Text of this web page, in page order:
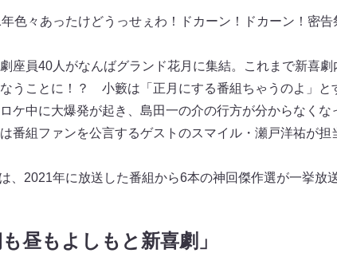
色々あったけどうっせぇわ！ドカーン！ドカーン！
座員40人がなんばグランド花月に集結。これまで新喜
うことに！？ 小籔は「正月にする番組ちゃうのよ」と
中に大爆発が起き、島田一の介の行方が分からなくな
番組ファンを公言するゲストのスマイル・瀬戸洋祐が
、2021年に放送した番組から6本の神回傑作選が一挙放
昼もよしもと新喜劇」